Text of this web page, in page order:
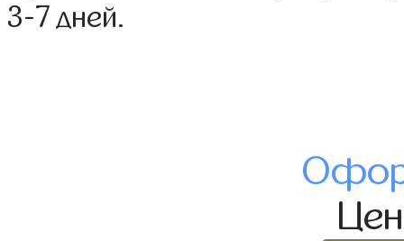
3-7 дней.